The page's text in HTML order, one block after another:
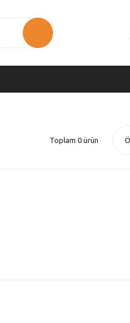
Toplam 0 ürün